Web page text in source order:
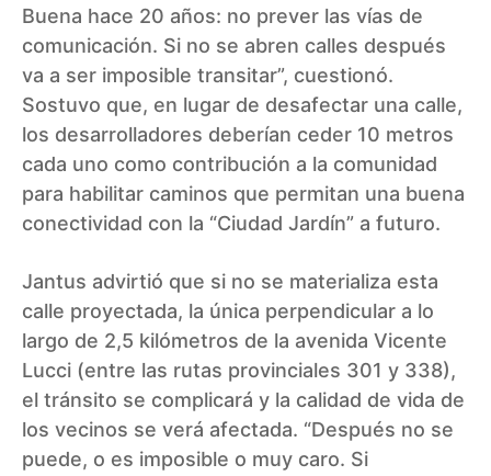
Buena hace 20 años: no prever las vías de
comunicación. Si no se abren calles después
va a ser imposible transitar”, cuestionó.
Sostuvo que, en lugar de desafectar una calle,
los desarrolladores deberían ceder 10 metros
cada uno como contribución a la comunidad
para habilitar caminos que permitan una buena
conectividad con la “Ciudad Jardín” a futuro.
Jantus advirtió que si no se materializa esta
calle proyectada, la única perpendicular a lo
largo de 2,5 kilómetros de la avenida Vicente
Lucci (entre las rutas provinciales 301 y 338),
el tránsito se complicará y la calidad de vida de
los vecinos se verá afectada. “Después no se
puede, o es imposible o muy caro. Si